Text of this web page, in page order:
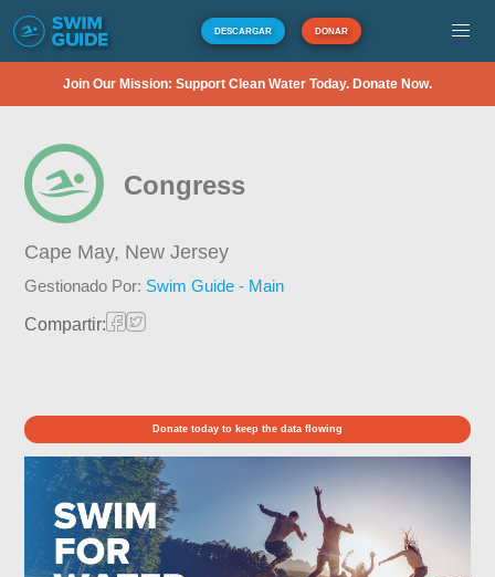
DESCARGAR DONAR
Join Our Mission: Support Clean Water Today. Donate Now.
Congress
Cape May, New Jersey
Gestionado Por: Swim Guide - Main
Compartir:
Donate today to keep the data flowing